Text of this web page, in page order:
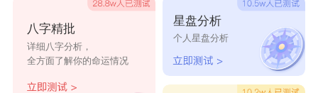
只有你一如既往地独立，有自己的圈子和事业，才
能对天秤保持吸引力。
八字精批
详细八字分析，
全方面了解你的命运情况
星盘分析
个人星盘分析